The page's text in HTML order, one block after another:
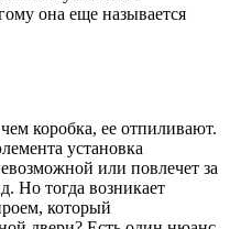
она еще называется
коробка, ее отпиливают.
установка
или повлечет за
Но тогда возникает
который